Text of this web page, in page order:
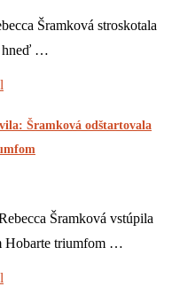
Šramková stroskotala
hneď …
Šramková odštartovala
Šramková vstúpila
Hobarte triumfom …